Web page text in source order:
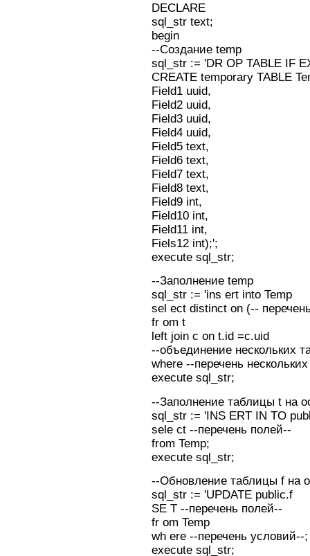
DECLARE
sql_str text;
begin
--Создание temp
sql_str := 'DR OP TABLE IF
CREATE temporary TABLE
Field1 uuid,
Field2 uuid,
Field3 uuid,
Field4 uuid,
Field5 text,
Field6 text,
Field7 text,
Field8 text,
Field9 int,
Field10 int,
Field11 int,
Fiels12 int);';
execute sql_str;
--Заполнение temp
sql_str := 'ins ert into Temp
sel ect distinct on (--
fr om t
left join c on t.id =c.uid
--объединение нескольких
where --перечень
execute sql_str;
--Заполнение таблицы t на
sql_str := 'INS ERT IN TO
sele ct --перечень полей--
from Temp;
execute sql_str;
--Обновление таблицы f на
sql_str := 'UPDATE public.f
SE T --перечень полей--
fr om Temp
wh ere --перечень условий--;
execute sql_str;